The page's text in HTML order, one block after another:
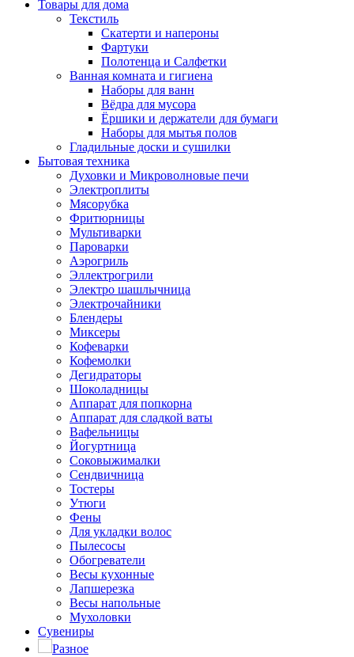
Товары для дома
Текстиль
Скатерти и напероны
Фартуки
Полотенца и Салфетки
Ванная комната и гигиена
Наборы для ванн
Вёдра для мусора
Ёршики и держатели для бумаги
Наборы для мытья полов
Гладильные доски и сушилки
Бытовая техника
Духовки и Микроволновые печи
Электроплиты
Мясорубка
Фритюрницы
Мультиварки
Пароварки
Аэрогриль
Эллектрогрили
Электро шашлычница
Электрочайники
Блендеры
Миксеры
Кофеварки
Кофемолки
Дегидраторы
Шоколадницы
Аппарат для попкорна
Аппарат для сладкой ваты
Вафельницы
Йогуртница
Соковыжималки
Сендвичница
Тостеры
Утюги
Фены
Для укладки волос
Пылесосы
Обогреватели
Весы кухонные
Лапшерезка
Весы напольные
Мухоловки
Сувениры
Разное